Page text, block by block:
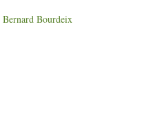
Bernard Bourdeix